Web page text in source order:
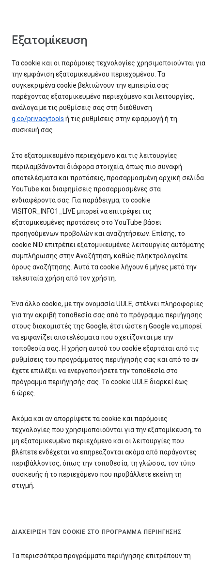
Εξατομίκευση
Τα cookie και οι παρόμοιες τεχνολογίες χρησιμοποιούνται για
την εμφάνιση εξατομικευμένου περιεχομένου. Τα
συγκεκριμένα cookie βελτιώνουν την εμπειρία σας
παρέχοντας εξατομικευμένο περιεχόμενο και λειτουργίες,
ανάλογα με τις ρυθμίσεις σας στη διεύθυνση
g.co/privacytools ή τις ρυθμίσεις στην εφαρμογή ή τη
συσκευή σας.
Στο εξατομικευμένο περιεχόμενο και τις λειτουργίες
περιλαμβάνονται διάφορα στοιχεία, όπως πιο συναφή
αποτελέσματα και προτάσεις, προσαρμοσμένη αρχική σελίδα
YouTube και διαφημίσεις προσαρμοσμένες στα
ενδιαφέροντά σας. Για παράδειγμα, το cookie
VISITOR_INFO1_LIVE μπορεί να επιτρέψει τις
εξατομικευμένες προτάσεις στο YouTube βάσει
προηγούμενων προβολών και αναζητήσεων. Επίσης, το
cookie NID επιτρέπει εξατομικευμένες λειτουργίες αυτόματης
συμπλήρωσης στην Αναζήτηση, καθώς πληκτρολογείτε
όρους αναζήτησης. Αυτά τα cookie λήγουν 6 μήνες μετά την
τελευταία χρήση από τον χρήστη.
Ένα άλλο cookie, με την ονομασία UULE, στέλνει πληροφορίες
για την ακριβή τοποθεσία σας από το πρόγραμμα περιήγησης
στους διακομιστές της Google, έτσι ώστε η Google να μπορεί
να εμφανίζει αποτελέσματα που σχετίζονται με την
τοποθεσία σας. Η χρήση αυτού του cookie εξαρτάται από τις
ρυθμίσεις του προγράμματος περιήγησής σας και από το αν
έχετε επιλέξει να ενεργοποιήσετε την τοποθεσία στο
πρόγραμμα περιήγησής σας. Το cookie UULE διαρκεί έως
6 ώρες.
Ακόμα και αν απορρίψετε τα cookie και παρόμοιες
τεχνολογίες που χρησιμοποιούνται για την εξατομίκευση, το
μη εξατομικευμένο περιεχόμενο και οι λειτουργίες που
βλέπετε ενδέχεται να επηρεάζονται ακόμα από παράγοντες
περιβάλλοντος, όπως την τοποθεσία, τη γλώσσα, τον τύπο
συσκευής ή το περιεχόμενο που προβάλλετε εκείνη τη
στιγμή.
ΔΙΑΧΕΊΡΙΣΗ ΤΩΝ COOKIE ΣΤΟ ΠΡΌΓΡΑΜΜΑ ΠΕΡΙΉΓΗΣΗΣ
Τα περισσότερα προγράμματα περιήγησης επιτρέπουν τη